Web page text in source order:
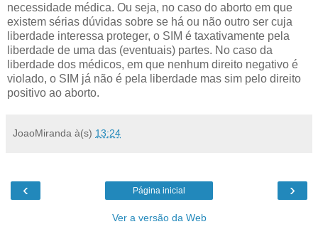
necessidade médica. Ou seja, no caso do aborto em que
existem sérias dúvidas sobre se há ou não outro ser cuja
liberdade interessa proteger, o SIM é taxativamente pela
liberdade de uma das (eventuais) partes. No caso da
liberdade dos médicos, em que nenhum direito negativo é
violado, o SIM já não é pela liberdade mas sim pelo direito
positivo ao aborto.
JoaoMiranda à(s) 13:24
‹ ›
Página inicial
Ver a versão da Web